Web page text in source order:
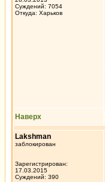
Суждений: 7054
Откуда: Харьков
Наверх
Lakshman
заблокирован
Зарегистрирован:
17.03.2015
Суждений: 390